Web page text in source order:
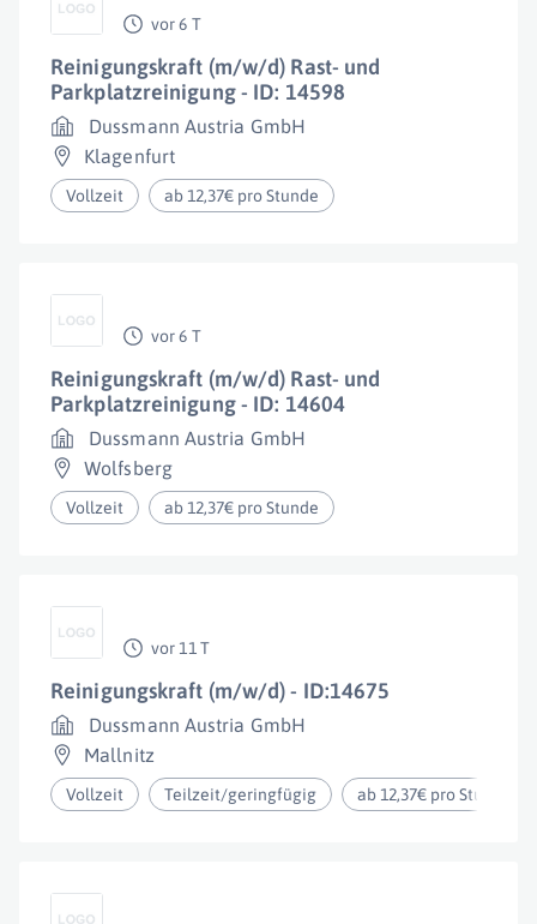
vor 6 T
Reinigungskraft (m/w/d) Rast- und
Parkplatzreinigung - ID: 14598
Dussmann Austria GmbH
Klagenfurt
Vollzeit ab 12,37€ pro Stunde
vor 6 T
Reinigungskraft (m/w/d) Rast- und
Parkplatzreinigung - ID: 14604
Dussmann Austria GmbH
Wolfsberg
Vollzeit ab 12,37€ pro Stunde
vor 11 T
Reinigungskraft (m/w/d) - ID:14675
Dussmann Austria GmbH
Mallnitz
Vollzeit Teilzeit/geringfügig ab 12,37€ pro Stunde